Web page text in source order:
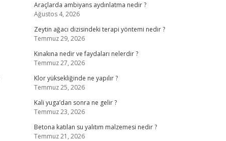
Araçlarda ambiyans aydınlatma nedir ?
Ağustos 4, 2026
Zeytin ağacı dizisindeki terapi yöntemi nedir ?
Temmuz 29, 2026
Kınakına nedir ve faydaları nelerdir ?
Temmuz 27, 2026
Klor yüksekliğinde ne yapılır ?
Temmuz 25, 2026
Kali yuga’dan sonra ne gelir ?
Temmuz 23, 2026
Betona katılan su yalıtım malzemesi nedir ?
Temmuz 21, 2026